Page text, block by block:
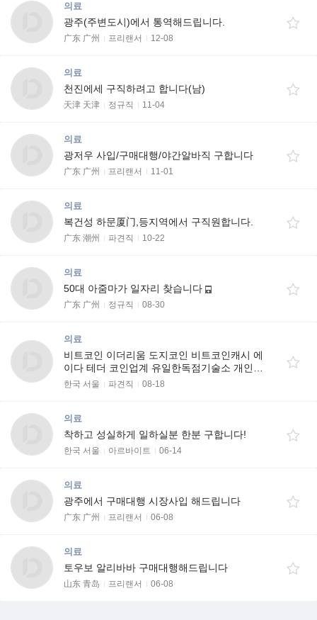
의료
광주(주변도시)에서 통역해드립니다.
广东 广州 프리랜서 12-08
의료
천진에세 구직하려고 합니다(남)
天津 天津 정규직 11-04
의료
광저우 사입/구매대행/야간알바직 구합니다
广东 广州 프리랜서 11-01
의료
복건성 하문厦门,등지역에서 구직원합니다.
广东 潮州 파견직 10-22
의료
50대 아줌마가 일자리 찾습니다
广东 广州 정규직 08-30
의료
비트코인 이더리움 도지코인 비트코인캐시 에
이다 테더 코인업계 유일한독점기술소 개인지
갑으로 잃어버린 코인이나 …
한국 서울 파견직 08-18
의료
착하고 성실하게 일하실분 한분 구합니다!
한국 서울 아르바이트 06-14
의료
광주에서 구매대행 시장사입 해드립니다
广东 广州 프리랜서 06-08
의료
토우보 알리바바 구매대행해드립니다
山东 青岛 프리랜서 06-08